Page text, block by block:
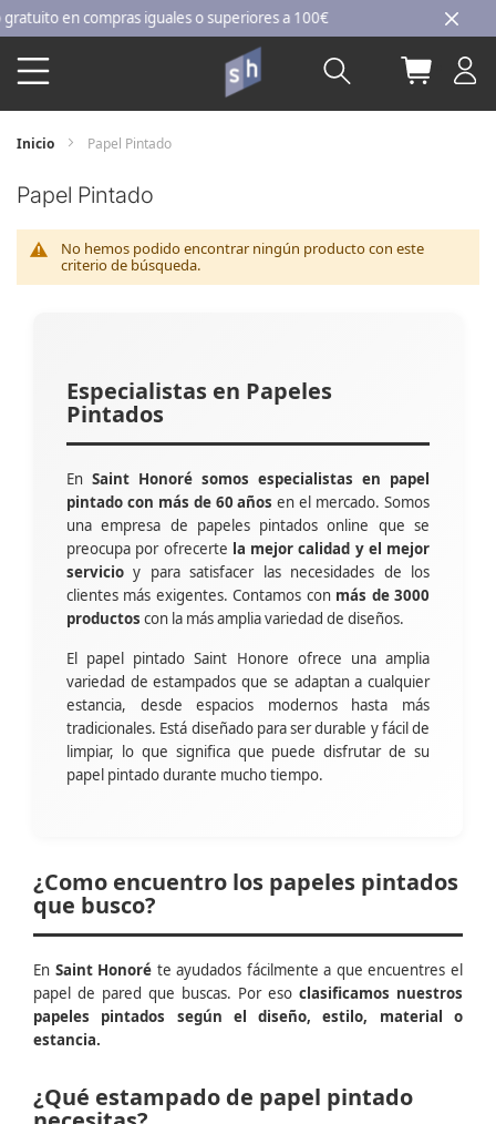
Ir
al
contenido
en compras iguales o superiores a 100€
Buscar Mi
Inicio Papel Pintado
Papel Pintado
No hemos podido encontrar ningún producto con este
criterio de búsqueda.
Especialistas en Papeles
Pintados
En Saint Honoré somos especialistas en papel
pintado con más de 60 años en el mercado. Somos
una empresa de papeles pintados online que se
preocupa por ofrecerte la mejor calidad y el mejor
servicio y para satisfacer las necesidades de los
clientes más exigentes. Contamos con más de 3000
productos con la más amplia variedad de diseños.
El papel pintado Saint Honore ofrece una amplia
variedad de estampados que se adaptan a cualquier
estancia, desde espacios modernos hasta más
tradicionales. Está diseñado para ser durable y fácil de
limpiar, lo que significa que puede disfrutar de su
papel pintado durante mucho tiempo.
¿Como encuentro los papeles pintados
que busco?
En Saint Honoré te ayudados fácilmente a que encuentres el
papel de pared que buscas. Por eso clasificamos nuestros
papeles pintados según el diseño, estilo, material o
estancia.
¿Qué estampado de papel pintado